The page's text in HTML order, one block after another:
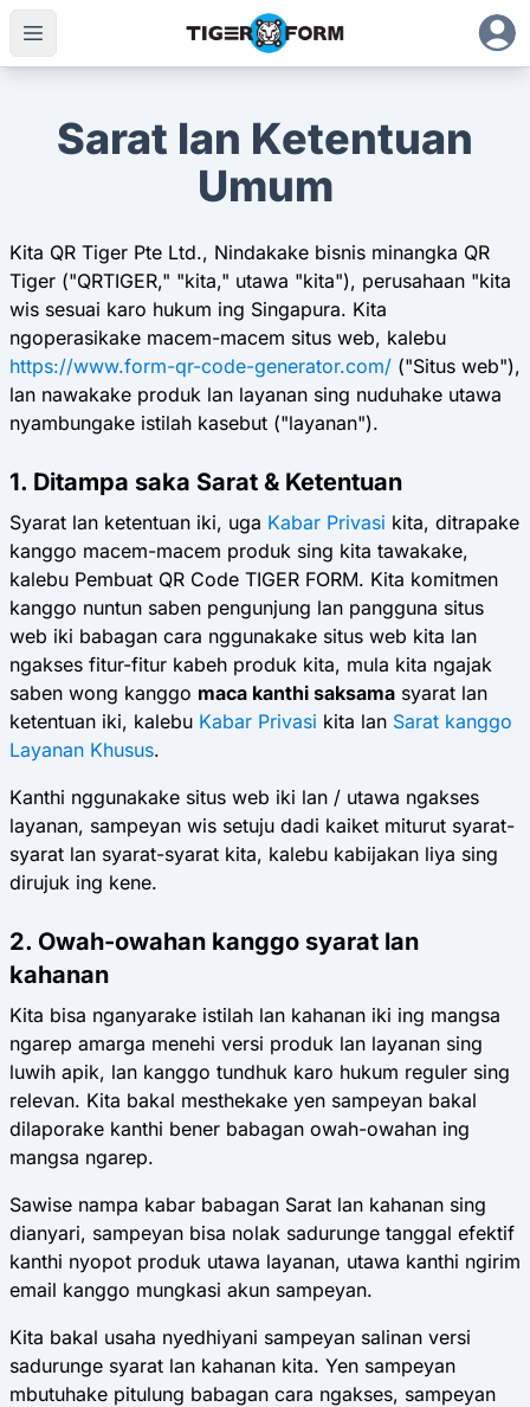
Sarat lan Ketentuan
Umum
Kita QR Tiger Pte Ltd., Nindakake bisnis minangka QR
Tiger ("QRTIGER," "kita," utawa "kita"), perusahaan "kita
wis sesuai karo hukum ing Singapura. Kita
ngoperasikake macem-macem situs web, kalebu
https://www.form-qr-code-generator.com/ ("Situs web"),
lan nawakake produk lan layanan sing nuduhake utawa
nyambungake istilah kasebut ("layanan").
1. Ditampa saka Sarat & Ketentuan
Syarat lan ketentuan iki, uga Kabar Privasi kita, ditrapake
kanggo macem-macem produk sing kita tawakake,
kalebu Pembuat QR Code TIGER FORM. Kita komitmen
kanggo nuntun saben pengunjung lan pangguna situs
web iki babagan cara nggunakake situs web kita lan
ngakses fitur-fitur kabeh produk kita, mula kita ngajak
saben wong kanggo maca kanthi saksama syarat lan
ketentuan iki, kalebu Kabar Privasi kita lan Sarat kanggo
Layanan Khusus.
Kanthi nggunakake situs web iki lan / utawa ngakses
layanan, sampeyan wis setuju dadi kaiket miturut syarat-
syarat lan syarat-syarat kita, kalebu kabijakan liya sing
dirujuk ing kene.
2. Owah-owahan kanggo syarat lan
kahanan
Kita bisa nganyarake istilah lan kahanan iki ing mangsa
ngarep amarga menehi versi produk lan layanan sing
luwih apik, lan kanggo tundhuk karo hukum reguler sing
relevan. Kita bakal mesthekake yen sampeyan bakal
dilaporake kanthi bener babagan owah-owahan ing
mangsa ngarep.
Sawise nampa kabar babagan Sarat lan kahanan sing
dianyari, sampeyan bisa nolak sadurunge tanggal efektif
kanthi nyopot produk utawa layanan, utawa kanthi ngirim
email kanggo mungkasi akun sampeyan.
Kita bakal usaha nyedhiyani sampeyan salinan versi
sadurunge syarat lan kahanan kita. Yen sampeyan
mbutuhake pitulung babagan cara ngakses, sampeyan